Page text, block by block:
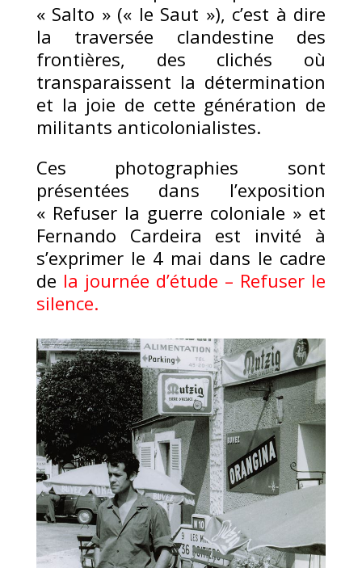
« Salto » (« le Saut »), c’est à dire
la traversée clandestine des
frontières, des clichés où
transparaissent la détermination
et la joie de cette génération de
militants anticolonialistes.
Ces photographies sont
présentées dans l’exposition
« Refuser la guerre coloniale » et
Fernando Cardeira est invité à
s’exprimer le 4 mai dans le cadre
de la journée d’étude – Refuser le
silence.